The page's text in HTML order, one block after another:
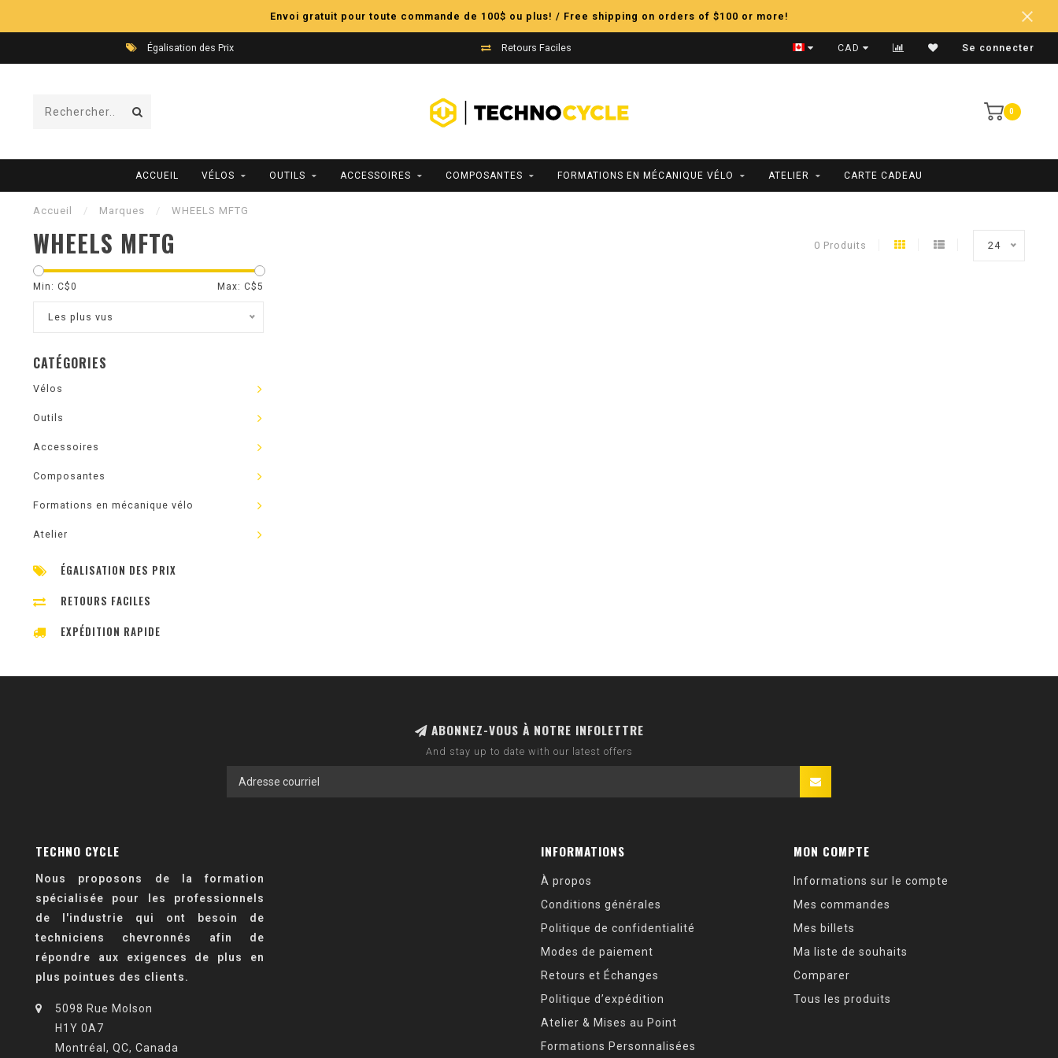
Envoi gratuit pour toute commande de 100$ ou plus! / Free shipping on orders of $100 or more!
Expédition Rapide Égalisation des Prix Retours Faciles
CAD Se connecter
0
ACCUEIL VÉLOS OUTILS ACCESSOIRES COMPOSANTES FORMATIONS EN MÉCANIQUE VÉLO ATELIER CARTE CADEAU
Accueil / Marques / WHEELS MFTG
WHEELS MFTG 0 Produits 24
Min: C$0 Max: C$5
Les plus vus
CATÉGORIES
Vélos
Outils
Accessoires
Composantes
Formations en mécanique vélo
Atelier
ÉGALISATION DES PRIX
RETOURS FACILES
EXPÉDITION RAPIDE
ABONNEZ-VOUS À NOTRE INFOLETTRE
And stay up to date with our latest offers
TECHNO CYCLE
Nous proposons de la formation
spécialisée pour les professionnels
de l'industrie qui ont besoin de
techniciens chevronnés afin de
répondre aux exigences de plus en
plus pointues des clients.
5098 Rue Molson
H1Y 0A7
Montréal, QC, Canada
INFORMATIONS
À propos
Conditions générales
Politique de confidentialité
Modes de paiement
Retours et Échanges
Politique d’expédition
Atelier & Mises au Point
Formations Personnalisées
MON COMPTE
Informations sur le compte
Mes commandes
Mes billets
Ma liste de souhaits
Comparer
Tous les produits